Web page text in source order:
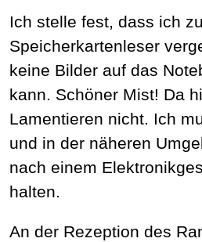
Ich stelle fest, dass ich
Speicherkartenleser
keine Bilder auf das
kann. Schöner Mist! Da
Lamentieren nicht. Ich
und in der näheren
nach einem
halten.
An der Rezeption des